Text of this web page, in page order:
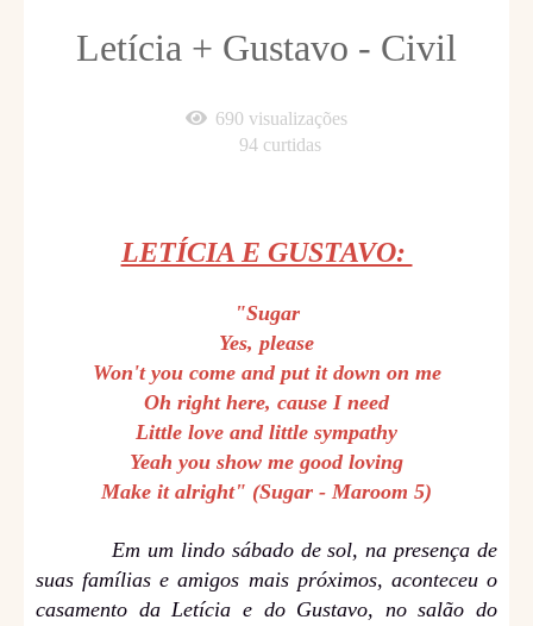
Letícia + Gustavo - Civil
690 visualizações
94 curtidas
LETÍCIA E GUSTAVO:
"Sugar
Yes, please
Won't you come and put it down on me
Oh right here, cause I need
Little love and little sympathy
Yeah you show me good loving
Make it alright" (Sugar - Maroom 5)
Em um lindo sábado de sol, na presença de
suas famílias e amigos mais próximos, aconteceu o
casamento da Letícia e do Gustavo, no salão do